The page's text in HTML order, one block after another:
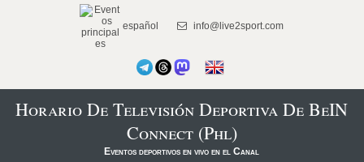
español info@live2sport.com
Horario De Televisión Deportiva De BeIN
Connect (Phl)
Eventos deportivos en vivo en el Canal